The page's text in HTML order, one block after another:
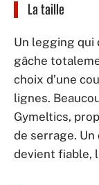
La taille
Un legging qui
gâche
choix d’une
lignes.
Gymeltics,
de serrage.
devient fiable,